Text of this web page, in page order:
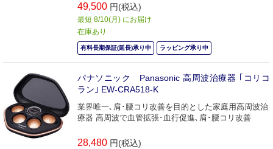
49,500 円(税込)
最短 8/10(月) にお届け
在庫あり
有料長期保証(延長)承り中 ラッピング承り中
パナソニック Panasonic 高周波治療器 ｢コリコ
ラン｣ EW-CRA518-K
業界唯一､肩･腰コリ改善を目的とした家庭用高周波治
療器 高周波で血管拡張･血行促進､肩･腰コリ改善
28,480 円(税込)